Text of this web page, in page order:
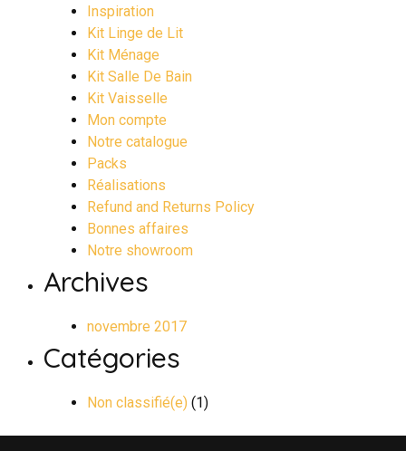
Inspiration
Kit Linge de Lit
Kit Ménage
Kit Salle De Bain
Kit Vaisselle
Mon compte
Notre catalogue
Packs
Réalisations
Refund and Returns Policy
Bonnes affaires
Notre showroom
Archives
novembre 2017
Catégories
Non classifié(e) (1)